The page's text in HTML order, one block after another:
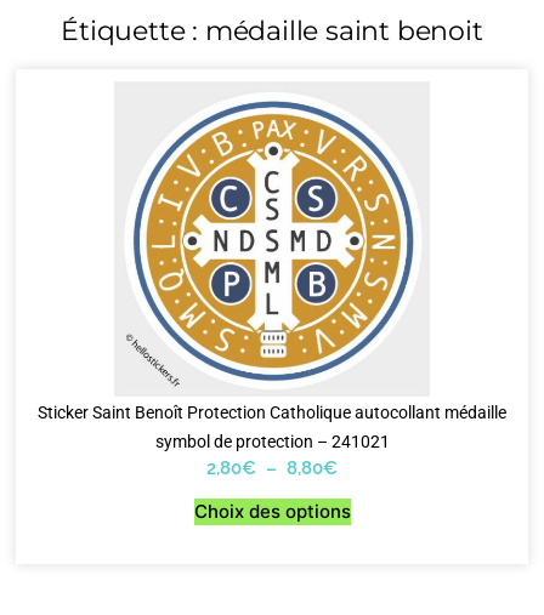
Étiquette : médaille saint benoit
Sticker Saint Benoît Protection Catholique autocollant médaille
symbol de protection – 241021
2,80€ – 8,80€
Choix des options